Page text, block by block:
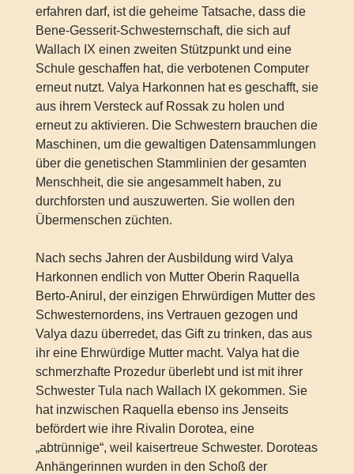
erfahren darf, ist die geheime Tatsache, dass die
Bene-Gesserit-Schwesternschaft, die sich auf
Wallach IX einen zweiten Stützpunkt und eine
Schule geschaffen hat, die verbotenen Computer
erneut nutzt. Valya Harkonnen hat es geschafft, sie
aus ihrem Versteck auf Rossak zu holen und
erneut zu aktivieren. Die Schwestern brauchen die
Maschinen, um die gewaltigen Datensammlungen
über die genetischen Stammlinien der gesamten
Menschheit, die sie angesammelt haben, zu
durchforsten und auszuwerten. Sie wollen den
Übermenschen züchten.
Nach sechs Jahren der Ausbildung wird Valya
Harkonnen endlich von Mutter Oberin Raquella
Berto-Anirul, der einzigen Ehrwürdigen Mutter des
Schwesternordens, ins Vertrauen gezogen und
Valya dazu überredet, das Gift zu trinken, das aus
ihr eine Ehrwürdige Mutter macht. Valya hat die
schmerzhafte Prozedur überlebt und ist mit ihrer
Schwester Tula nach Wallach IX gekommen. Sie
hat inzwischen Raquella ebenso ins Jenseits
befördert wie ihre Rivalin Dorotea, eine
„abtrünnige“, weil kaisertreue Schwester. Doroteas
Anhängerinnen wurden in den Schoß der